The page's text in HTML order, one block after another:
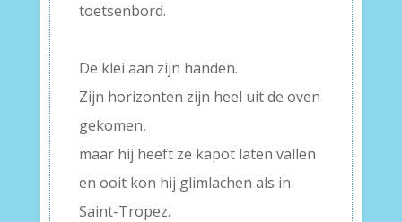
toetsenbord.
De klei aan zijn handen.
Zijn horizonten zijn heel uit de oven
gekomen,
maar hij heeft ze kapot laten vallen
en ooit kon hij glimlachen als in
Saint-Tropez.